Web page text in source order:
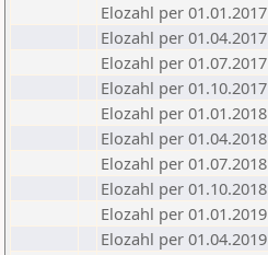
Elozahl per 01.01.2017
Elozahl per 01.04.2017
Elozahl per 01.07.2017
Elozahl per 01.10.2017
Elozahl per 01.01.2018
Elozahl per 01.04.2018
Elozahl per 01.07.2018
Elozahl per 01.10.2018
Elozahl per 01.01.2019
Elozahl per 01.04.2019